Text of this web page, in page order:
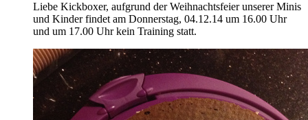
Liebe Kickboxer, aufgrund der Weihnachtsfeier unserer Minis
und Kinder findet am Donnerstag, 04.12.14 um 16.00 Uhr
und um 17.00 Uhr kein Training statt.